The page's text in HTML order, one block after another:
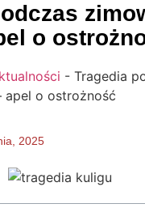
o
- Tragedia
apel o ostrożność
2025